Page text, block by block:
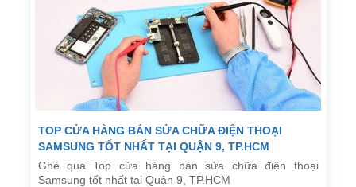
TOP CỬA HÀNG BÁN SỬA CHỮA ĐIỆN THOẠI
SAMSUNG TỐT NHẤT TẠI QUẬN 9, TP.HCM
Ghé qua Top cửa hàng bán sửa chữa điện thoại
Samsung tốt nhất tại Quận 9, TP.HCM